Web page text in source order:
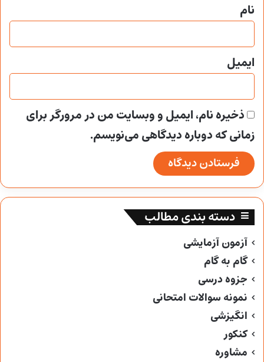
نام
ایمیل
ذخیره نام، ایمیل و وبسایت من در مرورگر برای
زمانی که دوباره دیدگاهی می‌نویسم.
دسته بندی مطالب
آزمون آزمایشی
گام به گام
جزوه درسی
نمونه سوالات امتحانی
انگیزشی
کنکور
مشاوره